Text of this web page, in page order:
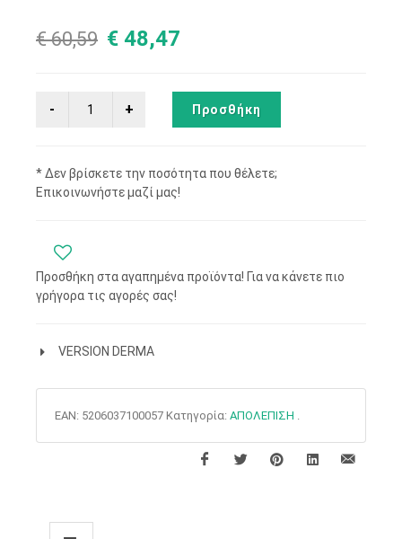
€ 60,59 € 48,47
Προσθήκη
* Δεν βρίσκετε την ποσότητα που θέλετε;
Επικοινωνήστε μαζί μας!
Προσθήκη στα αγαπημένα προϊόντα! Για να κάνετε πιο
γρήγορα τις αγορές σας!
VERSION DERMA
EAN: 5206037100057 Κατηγορία: ΑΠΟΛΕΠΙΣΗ .